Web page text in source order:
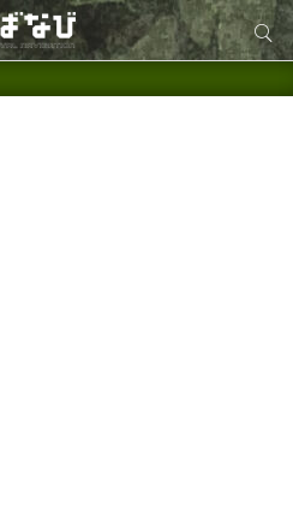
サイト内検索
サイト内検索